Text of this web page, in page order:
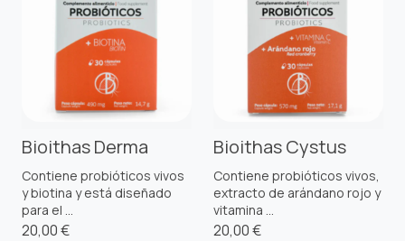
Bioithas Derma
Contiene probióticos vivos
y biotina y está diseñado
para el ...
20,00 €
Bioithas Cystus
Contiene probióticos vivos,
extracto de arándano rojo y
vitamina ...
20,00 €